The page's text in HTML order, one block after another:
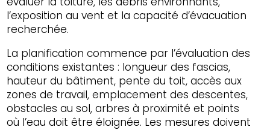
l’exposition au vent et la capacité d’évacuation
recherchée.
La planification commence par l’évaluation des
conditions existantes : longueur des fascias,
hauteur du bâtiment, pente du toit, accès aux
zones de travail, emplacement des descentes,
obstacles au sol, arbres à proximité et points
où l’eau doit être éloignée. Les mesures doivent